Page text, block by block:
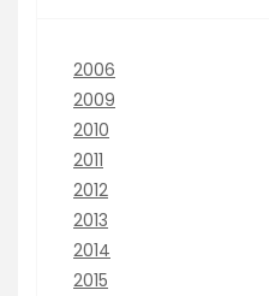
2006
2009
2010
2011
2012
2013
2014
2015